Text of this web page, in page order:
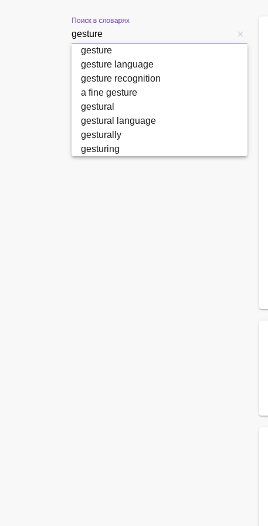
Поиск в словарях
gesture
gesture language
gesture recognition
a fine gesture
gestural
gestural language
gesturally
gesturing